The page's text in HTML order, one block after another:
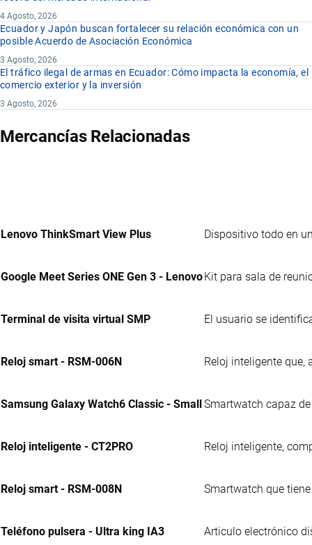
4 Agosto, 2026
Ecuador y Japón buscan fortalecer su relación económica con un
posible Acuerdo de Asociación Económica
3 Agosto, 2026
El tráfico ilegal de armas en Ecuador: Cómo impacta la economía, el
comercio exterior y la inversión
3 Agosto, 2026
Mercancías Relacionadas
Lenovo ThinkSmart View Plus Dispositivo todo en
Google Meet Series ONE Gen 3 - Lenovo Kit para sala de
Terminal de visita virtual SMP El usuario se
Reloj smart - RSM-006N Reloj inteligente que,
Samsung Galaxy Watch6 Classic - Small Smartwatch capaz
Reloj inteligente - CT2PRO Reloj inteligente,
Reloj smart - RSM-008N Smartwatch que
Teléfono pulsera - Ultra king IA3 Articulo electrónico